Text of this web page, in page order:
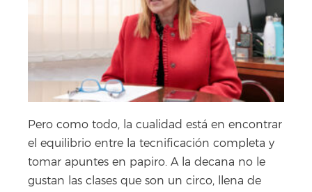
Pero como todo, la cualidad está en encontrar
el equilibrio entre la tecnificación completa y
tomar apuntes en papiro. A la decana no le
gustan las clases que son un circo, llena de